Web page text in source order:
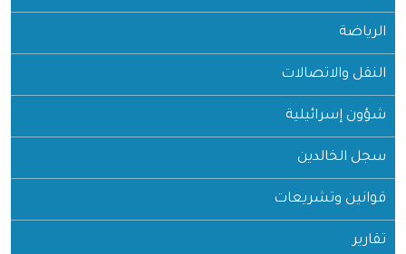
الرياضة
النقل والاتصالات
شؤون إسرائيلية
سجل الخالدين
قوانين وتشريعات
تقارير